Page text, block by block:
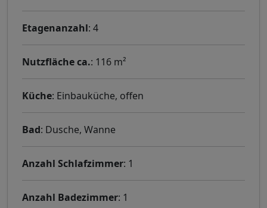
Etagenanzahl: 4
Nutzfläche ca.: 116 m²
Küche: Einbauküche, offen
Bad: Dusche, Wanne
Anzahl Schlafzimmer: 1
Anzahl Badezimmer: 1